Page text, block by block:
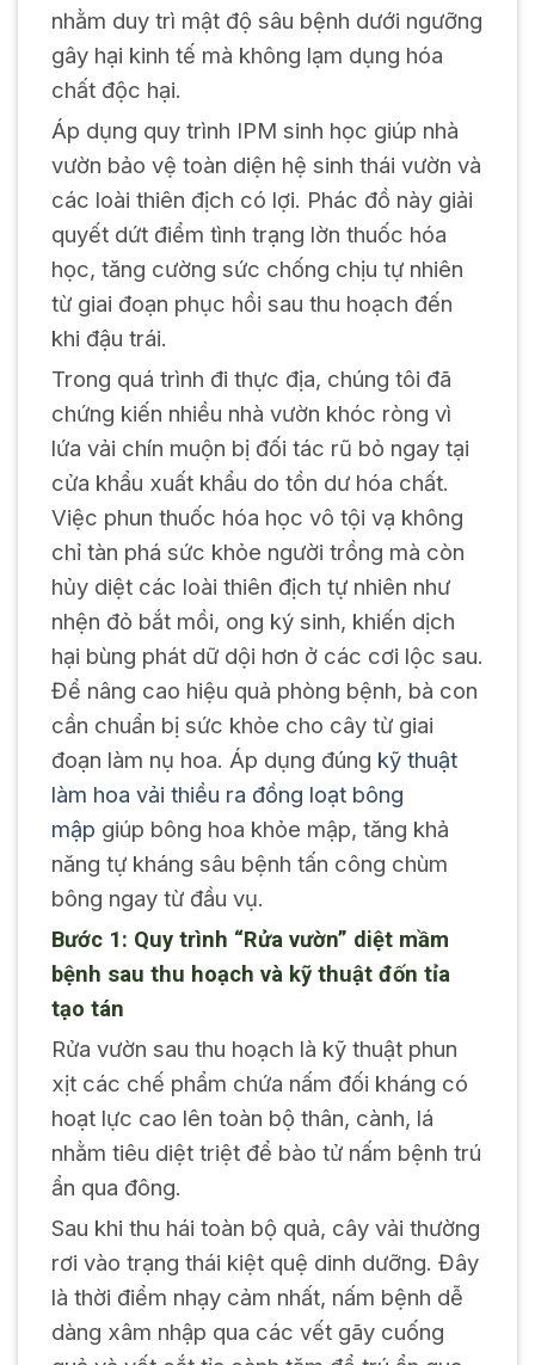
nhằm duy trì mật độ sâu bệnh dưới ngưỡng
gây hại kinh tế mà không lạm dụng hóa
chất độc hại.
Áp dụng quy trình IPM sinh học giúp nhà
vườn bảo vệ toàn diện hệ sinh thái vườn và
các loài thiên địch có lợi. Phác đồ này giải
quyết dứt điểm tình trạng lờn thuốc hóa
học, tăng cường sức chống chịu tự nhiên
từ giai đoạn phục hồi sau thu hoạch đến
khi đậu trái.
Trong quá trình đi thực địa, chúng tôi đã
chứng kiến nhiều nhà vườn khóc ròng vì
lứa vải chín muộn bị đối tác rũ bỏ ngay tại
cửa khẩu xuất khẩu do tồn dư hóa chất.
Việc phun thuốc hóa học vô tội vạ không
chỉ tàn phá sức khỏe người trồng mà còn
hủy diệt các loài thiên địch tự nhiên như
nhện đỏ bắt mồi, ong ký sinh, khiến dịch
hại bùng phát dữ dội hơn ở các cơi lộc sau.
Để nâng cao hiệu quả phòng bệnh, bà con
cần chuẩn bị sức khỏe cho cây từ giai
đoạn làm nụ hoa. Áp dụng đúng kỹ thuật
làm hoa vải thiều ra đồng loạt bông
mập giúp bông hoa khỏe mập, tăng khả
năng tự kháng sâu bệnh tấn công chùm
bông ngay từ đầu vụ.
Bước 1: Quy trình “Rửa vườn” diệt mầm
bệnh sau thu hoạch và kỹ thuật đốn tỉa
tạo tán
Rửa vườn sau thu hoạch là kỹ thuật phun
xịt các chế phẩm chứa nấm đối kháng có
hoạt lực cao lên toàn bộ thân, cành, lá
nhằm tiêu diệt triệt để bào tử nấm bệnh trú
ẩn qua đông.
Sau khi thu hái toàn bộ quả, cây vải thường
rơi vào trạng thái kiệt quệ dinh dưỡng. Đây
là thời điểm nhạy cảm nhất, nấm bệnh dễ
dàng xâm nhập qua các vết gãy cuống